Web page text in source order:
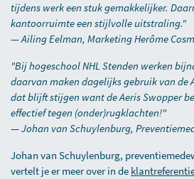
tijdens werk een stuk gemakkelijker.
kantoorruimte een stijlvolle uitstraling."
—Ailing Eelman, Marketing Herôme
"Bij hogeschool NHL Stenden werken
daarvan maken dagelijks gebruik van de
dat blijft stijgen want de Aeris Swopper
effectief tegen (onder)rugklachten!"
—Johan van Schuylenburg,
Johan van Schuylenburg,
vertelt je er meer over in de k